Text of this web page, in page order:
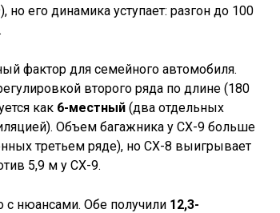
его динамика уступает: разгон до 100
фактор для семейного автомобиля.
второго ряда по длине (180
как 6-местный (два отдельных
Объем багажника у CX-9 больше
третьем ряде), но CX-8 выигрывает
5,9 м у CX-9.
с нюансами. Обе получили 12,3-